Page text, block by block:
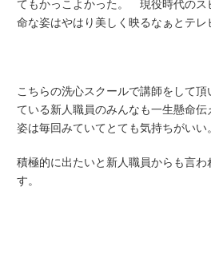
てもかっこよかった。 現役時代のス
命な姿はやはり美しく映るなぁとテレ
こちらの洗心スクールで講師をして
ている新人職員のみんなも一生懸命
姿は毎回みていてとても気持ちがいい。
積極的に出たいと新人職員からも言
す。